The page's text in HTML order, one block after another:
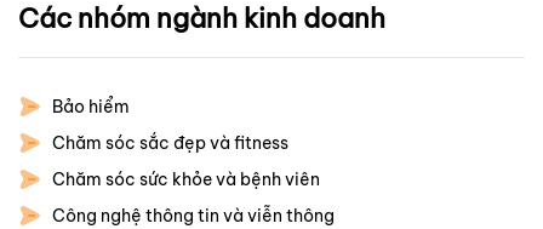
Các nhóm ngành kinh doanh
Bảo hiểm
Chăm sóc sắc đẹp và fitness
Chăm sóc sức khỏe và bệnh viên
Công nghệ thông tin và viễn thông